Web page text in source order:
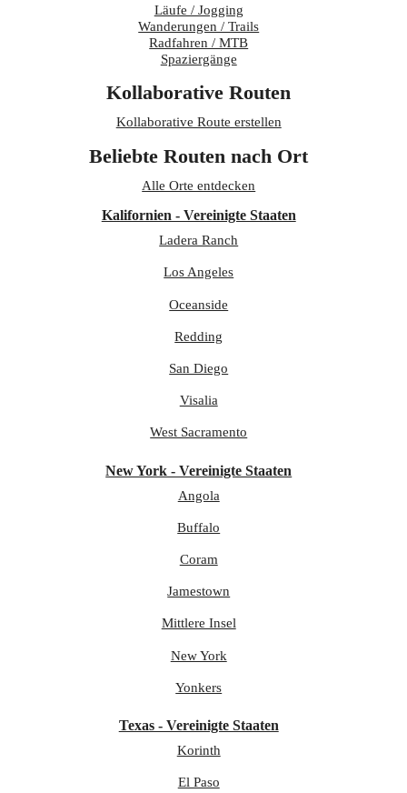
Läufe / Jogging
Wanderungen / Trails
Radfahren / MTB
Spaziergänge
Kollaborative Routen
Kollaborative Route erstellen
Beliebte Routen nach Ort
Alle Orte entdecken
Kalifornien - Vereinigte Staaten
Ladera Ranch
Los Angeles
Oceanside
Redding
San Diego
Visalia
West Sacramento
New York - Vereinigte Staaten
Angola
Buffalo
Coram
Jamestown
Mittlere Insel
New York
Yonkers
Texas - Vereinigte Staaten
Korinth
El Paso